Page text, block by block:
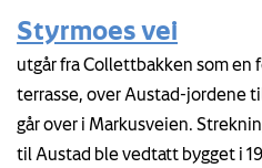
Styrmoes vei
utgår fra Collettbakken som en
terrasse, over Austad-jordene
går over i Markusveien.
til Austad ble vedtatt bygget i